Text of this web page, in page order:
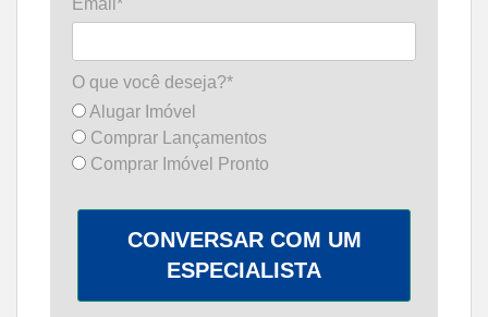
O que você deseja?*
Alugar Imóvel
Comprar Lançamentos
Comprar Imóvel Pronto
CONVERSAR COM UM
ESPECIALISTA